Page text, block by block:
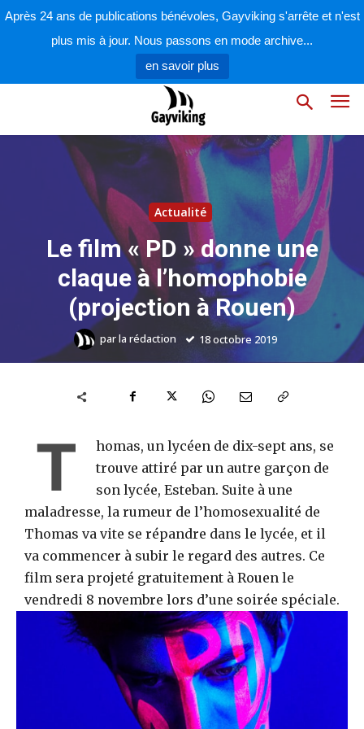
Après 24 ans de publications bénévoles, Gayviking s'arrête et n'est
plus mis à jour. Nous passons en mode archive...
en savoir plus
Actualité
Le film « PD » donne une
claque à l’homophobie
(projection à Rouen)
parla rédaction 18 octobre 2019
T
homas, un lycéen de dix-sept ans, se
trouve attiré par un autre garçon de
son lycée, Esteban. Suite à une
maladresse, la rumeur de l’homosexualité de
Thomas va vite se répandre dans le lycée, et il
va commencer à subir le regard des autres. Ce
film sera projeté gratuitement à Rouen le
vendredi 8 novembre lors d’une soirée spéciale.